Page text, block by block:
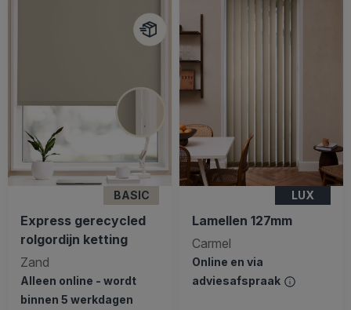
BASIC
Express gerecycled
rolgordijn ketting
Zand
Alleen online - wordt
binnen 5 werkdagen
LUX
Lamellen 127mm
Carmel
Online en via
adviesafspraak